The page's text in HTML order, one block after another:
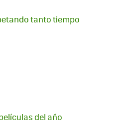
tanto tiempo
del año